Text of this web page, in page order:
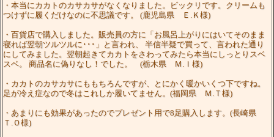
・本当にカカトのカサカサがなくなりました。ビックリです。クリームも
つけずに履くだけなのに不思議です。 (鹿児島県 Ｅ.Ｋ様)
・百貨店で購入しました。販売員の方に「お風呂上がりにはいてそのまま
寝れば翌朝ツルツルに･･･」と言われ、 半信半疑で買って、言われた通り
にしてみました。翌朝起きてカカトをさわってみたら本当にしっとりスベ
スベ。 商品名に偽りなし！でした。 (栃木県 Ｍ.Ｉ様)
・カカトのカサカサにももちろんですが、とにかく暖かいくつ下ですね。
足が冷え症なので冬はこれしか履いてません。(福岡県 Ｍ.Ｔ様)
・あまりにも効果があったのでプレゼント用で8足購入します。(長崎県
Ｔ.Ｏ様)